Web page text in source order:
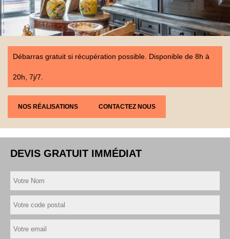
Débarras gratuit si récupération possible. Disponible de 8h à
20h, 7j/7.
NOS RÉALISATIONS CONTACTEZ NOUS
DEVIS GRATUIT IMMÉDIAT